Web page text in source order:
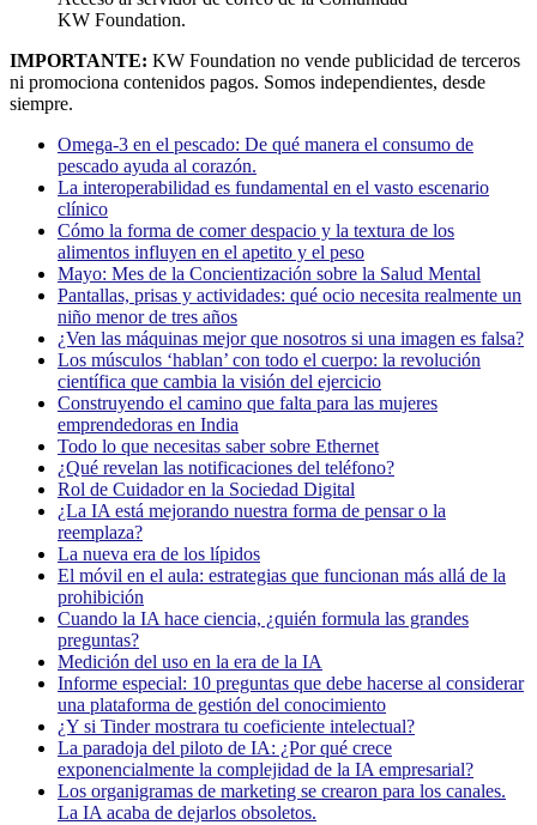
KW Foundation.
IMPORTANTE: KW Foundation no vende publicidad de terceros
ni promociona contenidos pagos. Somos independientes, desde
siempre.
Omega-3 en el pescado: De qué manera el consumo de
pescado ayuda al corazón.
La interoperabilidad es fundamental en el vasto escenario
clínico
Cómo la forma de comer despacio y la textura de los
alimentos influyen en el apetito y el peso
Mayo: Mes de la Concientización sobre la Salud Mental
Pantallas, prisas y actividades: qué ocio necesita realmente un
niño menor de tres años
¿Ven las máquinas mejor que nosotros si una imagen es falsa?
Los músculos ‘hablan’ con todo el cuerpo: la revolución
científica que cambia la visión del ejercicio
Construyendo el camino que falta para las mujeres
emprendedoras en India
Todo lo que necesitas saber sobre Ethernet
¿Qué revelan las notificaciones del teléfono?
Rol de Cuidador en la Sociedad Digital
¿La IA está mejorando nuestra forma de pensar o la
reemplaza?
La nueva era de los lípidos
El móvil en el aula: estrategias que funcionan más allá de la
prohibición
Cuando la IA hace ciencia, ¿quién formula las grandes
preguntas?
Medición del uso en la era de la IA
Informe especial: 10 preguntas que debe hacerse al considerar
una plataforma de gestión del conocimiento
¿Y si Tinder mostrara tu coeficiente intelectual?
La paradoja del piloto de IA: ¿Por qué crece
exponencialmente la complejidad de la IA empresarial?
Los organigramas de marketing se crearon para los canales.
La IA acaba de dejarlos obsoletos.